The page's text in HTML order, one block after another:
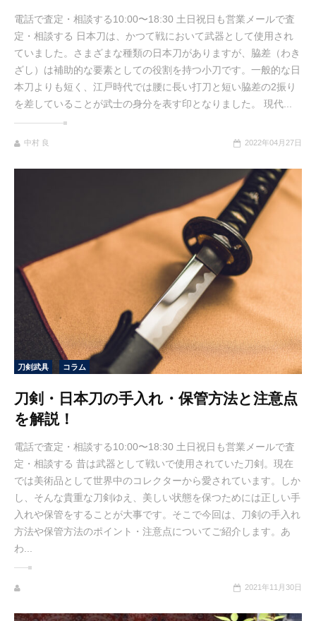
電話で査定・相談する10:00〜18:30 土日祝日も営業メールで査
定・相談する 日本刀は、かつて戦において武器として使用され
ていました。さまざまな種類の日本刀がありますが、脇差（わき
ざし）は補助的な要素としての役割を持つ小刀です。一般的な日
本刀よりも短く、江戸時代では腰に長い打刀と短い脇差の2振り
を差していることが武士の身分を表す印となりました。 現代...
中村 良 2022年04月27日
刀剣武具 コラム
刀剣・日本刀の手入れ・保管方法と注意点
を解説！
電話で査定・相談する10:00〜18:30 土日祝日も営業メールで査
定・相談する 昔は武器として戦いで使用されていた刀剣。現在
では美術品として世界中のコレクターから愛されています。しか
し、そんな貴重な刀剣ゆえ、美しい状態を保つためには正しい手
入れや保管をすることが大事です。そこで今回は、刀剣の手入れ
方法や保管方法のポイント・注意点についてご紹介します。あ
わ...
2021年11月30日